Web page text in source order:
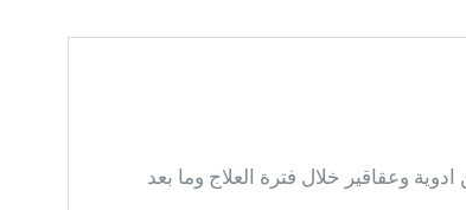
وعقاقير خلال فترة العلاج وما بعد